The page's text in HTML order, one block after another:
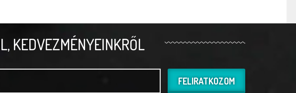
KEDVEZMÉNYEINKRŐL
FELIRATKOZOM